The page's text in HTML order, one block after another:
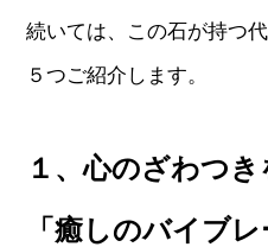
続いては、この石が持つ
５つご紹介します。
１、心のざわつ
「癒しのバイブ